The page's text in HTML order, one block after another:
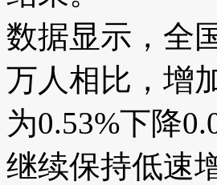
数据显示，全
万人相比，增
为0.53%下降
继续保持低速